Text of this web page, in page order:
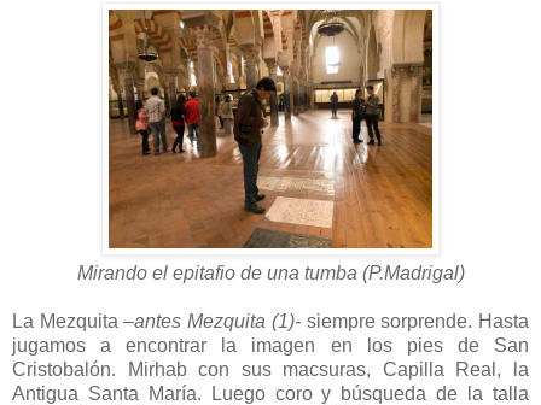
Mirando el epitafio de una tumba (P.Madrigal)
La Mezquita–antes Mezquita (1)-siempre sorprende. Hasta
jugamos a encontrar la imagen en los pies de San
Cristobalón. Mirhab con sus macsuras, Capilla Real, la
Antigua Santa María. Luego coro y búsqueda de la talla